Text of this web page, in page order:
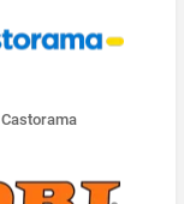
Castorama